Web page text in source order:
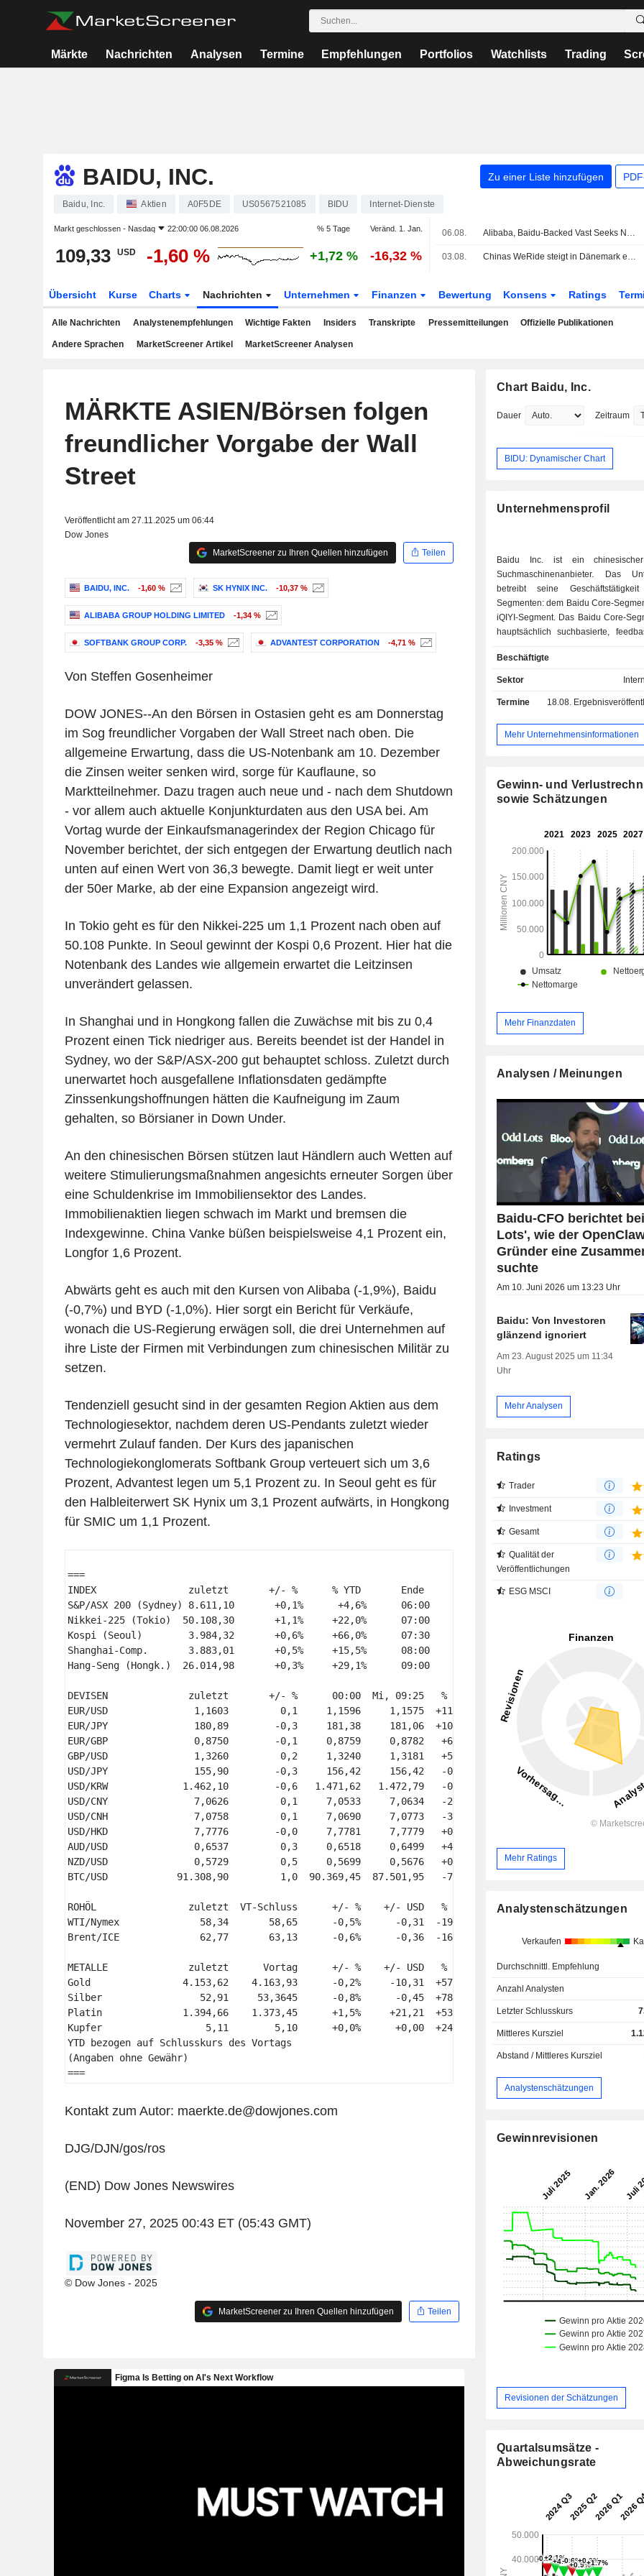
Märkte Nachrichten Analysen Termine Empfehlungen Portfolios Watchlists Trading
BAIDU, INC. Zu einer Liste hinzufügen
Baidu, Inc. Aktien A0F5DE US0567521085 BIDU Internet-Dienste
Markt geschlossen - Nasdaq 22:00:00 06.08.2026 % 5 Tage Veränd. 1. Jan.
109,33 USD -1,60 % +1,72 % -16,32 %
06.08. Alibaba, Baidu-Backed Vast Seeks New Capital at Nearly $2 Billion Valuation
03.08. Chinas WeRide steigt in Dänemark ein und baut Europa-Präsenz aus
Übersicht Kurse Charts Nachrichten Unternehmen Finanzen Bewertung Konsens Ratings
Alle Nachrichten Analystenempfehlungen Wichtige Fakten Insiders Transkripte Pressemitteilungen Offizielle Publikationen
Andere Sprachen MarketScreener Artikel MarketScreener Analysen
MÄRKTE ASIEN/Börsen folgen
freundlicher Vorgabe der Wall
Street
Veröffentlicht am 27.11.2025 um 06:44
Dow Jones
MarketScreener zu Ihren Quellen hinzufügen
Teilen
BAIDU, INC. -1,60 % SK HYNIX INC. -10,37 %
ALIBABA GROUP HOLDING LIMITED -1,34 %
SOFTBANK GROUP CORP. -3,35 % ADVANTEST CORPORATION -4,71 %
Von Steffen Gosenheimer
DOW JONES--An den Börsen in Ostasien geht es am Donnerstag
im Sog freundlicher Vorgaben der Wall Street nach oben. Die
allgemeine Erwartung, dass die US-Notenbank am 10. Dezember
die Zinsen weiter senken wird, sorge für Kauflaune, so
Marktteilnehmer. Dazu tragen auch neue und - nach dem Shutdown
- vor allem auch aktuelle Konjunkturdaten aus den USA bei. Am
Vortag wurde der Einkaufsmanagerindex der Region Chicago für
November berichtet, der sich entgegen der Erwartung deutlich nach
unten auf einen Wert von 36,3 bewegte. Damit liegt er weit unter
der 50er Marke, ab der eine Expansion angezeigt wird.
In Tokio geht es für den Nikkei-225 um 1,1 Prozent nach oben auf
50.108 Punkte. In Seoul gewinnt der Kospi 0,6 Prozent. Hier hat die
Notenbank des Landes wie allgemein erwartet die Leitzinsen
unverändert gelassen.
In Shanghai und in Hongkong fallen die Zuwächse mit bis zu 0,4
Prozent einen Tick niedriger aus. Bereits beendet ist der Handel in
Sydney, wo der S&P/ASX-200 gut behauptet schloss. Zuletzt durch
unerwartet hoch ausgefallene Inflationsdaten gedämpfte
Zinssenkungshoffnungen hätten die Kaufneigung im Zaum
gehalten, so Börsianer in Down Under.
An den chinesischen Börsen stützen laut Händlern auch Wetten auf
weitere Stimulierungsmaßnahmen angesichts erneuter Sorgen über
eine Schuldenkrise im Immobiliensektor des Landes.
Immobilienaktien liegen schwach im Markt und bremsen die
Indexgewinne. China Vanke büßen beispielsweise 4,1 Prozent ein,
Longfor 1,6 Prozent.
Abwärts geht es auch mit den Kursen von Alibaba (-1,9%), Baidu
(-0,7%) und BYD (-1,0%). Hier sorgt ein Bericht für Verkäufe,
wonach die US-Regierung erwägen soll, die drei Unternehmen auf
ihre Liste der Firmen mit Verbindungen zum chinesischen Militär zu
setzen.
Tendenziell gesucht sind in der gesamten Region Aktien aus dem
Technologiesektor, nachdem deren US-Pendants zuletzt wieder
vermehrt Zulauf fanden. Der Kurs des japanischen
Technologiekonglomerats Softbank Group verteuert sich um 3,6
Prozent, Advantest legen um 5,1 Prozent zu. In Seoul geht es für
den Halbleiterwert SK Hynix um 3,1 Prozent aufwärts, in Hongkong
für SMIC um 1,1 Prozent.
===
INDEX                zuletzt       +/- %      % YTD       Ende
S&P/ASX 200 (Sydney) 8.611,10       +0,1%      +4,6%      06:00
Nikkei-225 (Tokio)  50.108,30       +1,1%     +22,0%      07:00
Kospi (Seoul)        3.984,32       +0,6%     +66,0%      07:30
Shanghai-Comp.       3.883,01       +0,5%     +15,5%      08:00
Hang-Seng (Hongk.)  26.014,98       +0,3%     +29,1%      09:00
DEVISEN              zuletzt       +/- %      00:00  Mi, 09:25   % YTD
EUR/USD               1,1603         0,1     1,1596     1,1575  +11,7%
EUR/JPY               180,89        -0,3     181,38     181,06  +10,9%
EUR/GBP               0,8750        -0,1     0,8759     0,8782   +6,2%
GBP/USD               1,3260         0,2     1,3240     1,3181   +5,2%
USD/JPY               155,90        -0,3     156,42     156,42   -0,8%
USD/KRW             1.462,10        -0,6   1.471,62   1.472,79   -0,8%
USD/CNY               7,0626         0,1     7,0533     7,0634   -2,0%
USD/CNH               7,0758         0,1     7,0690     7,0773   -3,4%
USD/HKD               7,7776        -0,0     7,7781     7,7779   +0,1%
AUD/USD               0,6537         0,3     0,6518     0,6499   +4,6%
NZD/USD               0,5729         0,5     0,5699     0,5676   +0,4%
BTC/USD            91.308,90         1,0  90.369,45  87.501,95   -7,7%
ROHÖL                zuletzt  VT-Schluss      +/- %    +/- USD   % YTD
WTI/Nymex              58,34       58,65      -0,5%      -0,31  -19,6%
Brent/ICE              62,77       63,13      -0,6%      -0,36  -16,6%
METALLE              zuletzt      Vortag      +/- %    +/- USD   % YTD
Gold                4.153,62    4.163,93      -0,2%     -10,31  +57,4%
Silber                 52,91     53,3645      -0,8%      -0,45  +78,4%
Platin              1.394,66    1.373,45      +1,5%     +21,21  +53,8%
Kupfer                  5,11        5,10      +0,0%      +0,00  +24,2%
YTD bezogen auf Schlusskurs des Vortags
(Angaben ohne Gewähr)
===
Kontakt zum Autor: maerkte.de@dowjones.com
DJG/DJN/gos/ros
(END) Dow Jones Newswires
November 27, 2025 00:43 ET (05:43 GMT)
© Dow Jones - 2025
MarketScreener zu Ihren Quellen hinzufügen Teilen
Chart Baidu, Inc.
Dauer Zeitraum
BIDU: Dynamischer Chart
Unternehmensprofil
Baidu Inc. ist ein
Suchmaschinenanbieter. Das
betreibt seine
Segmenten: dem Baidu Core-
iQIYI-Segment. Das Baidu Core-
hauptsächlich suchbasierte,
sowie Produkte und
neuen Initiativen des Unternehmens
Display-Werbung, die auf
basiert, Cloud-Dienste, intelligente
Dienste, nicht-
iQIYI-Segment produziert,
vertreibt eine große Vielfalt an
Spektrum an anderen
verschiedenen Formaten,
Vielzahl von Produkten und
die Online-Videos, Online-
Literatur, Comics und andere
umfassen.
Beschäftigte
Sektor
Termine 18.08.
Mehr Unternehmensinformationen
Gewinn- und
sowie Schätzungen
Mehr Finanzdaten
Analysen / Meinungen
Baidu-CFO berichtet
Lots', wie der
Gründer eine
suchte
Am 10. Juni 2026 um 13:23 Uhr
Baidu: Von Investoren
glänzend ignoriert
Am 23. August 2025 um 11:34
Uhr
Mehr Analysen
Ratings
Trader
Investment
Gesamt
Qualität der
Veröffentlichungen
ESG MSCI
Mehr Ratings
Analystenschätzungen
Verkaufen
Durchschnittl. Empfehlung
Anzahl Analysten
Letzter Schlusskurs
Mittleres Kursziel
Abstand / Mittleres Kursziel
Analystenschätzungen
Gewinnrevisionen
Revisionen der Schätzungen
Quartalsumsätze -
Abweichungsrate